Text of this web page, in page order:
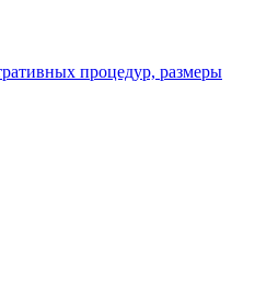
процедур, размеры